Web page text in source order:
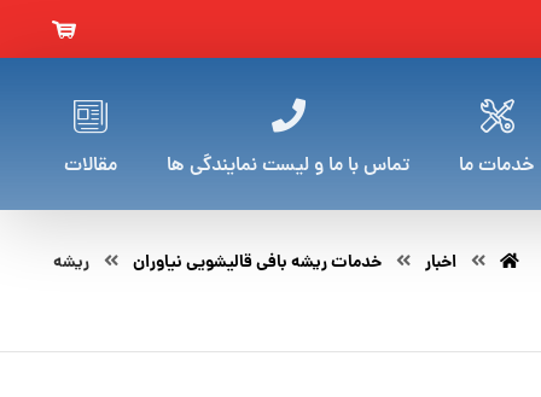
خدمات ما تماس با ما و لیست نمایندگی ها مقالات
اخبار خدمات ریشه بافی قالیشویی نیاوران ریشه